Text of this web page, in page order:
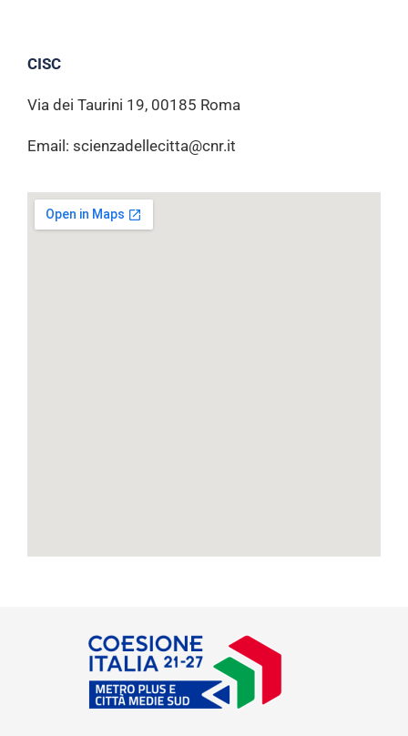
CISC
Via dei Taurini 19, 00185 Roma
Email: scienzadellecitta@cnr.it